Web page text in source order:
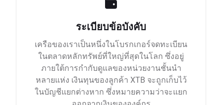
ระเบียบข้อบังคับ
เครือของเราเป็นหนึ่งในโบรกเกอร์จดทะเบียน
ในตลาดหลักทรัพย์ที่ใหญ่ที่สุดในโลก ซึ่งอยู่
ภายใต้การกำกับดูแลของหน่วยงานชั้นนำ
หลายแห่ง เงินทุนของลูกค้า XTB จะถูกเก็บไว้
ในบัญชีแยกต่างหาก ซึ่งหมายความว่าจะแยก